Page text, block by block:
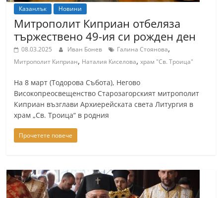
Казанлък Новини
Митрополит Киприан отбеляза
тържествено 49-ия си рожден ден
08.03.2025 Иван Бонев Галина Стоянова,
Митрополит Киприан, Наталия Киселова,храм "Св. Троица"
На 8 март (Тодорова Събота), Негово
Високопреосвещенство Старозагорският митрополит
Киприан възглави Архиерейската света Литургия в
храм „Св. Троица“ в родния
Прочетете повече